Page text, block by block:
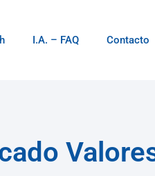
I.A. – FAQ Contacto